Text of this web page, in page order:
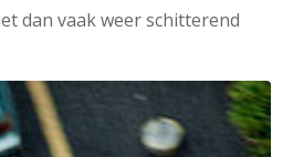
dan vaak weer schitterend